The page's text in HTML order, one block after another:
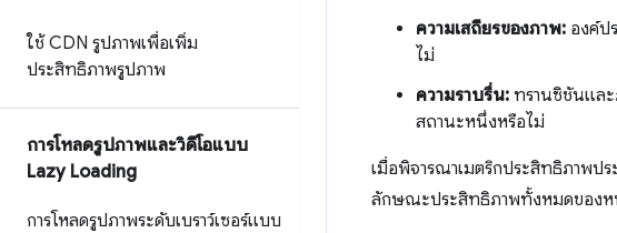
ใช้ CDN รูปภาพเพื่อเพิ่ม
ประสิทธิภาพรูปภาพ
การโหลดรูปภาพและวิดีโอแบบ
Lazy Loading
การโหลดรูปภาพระดับเบราว์เซอร์แบบ
ความเสถียรของภาพ: องค์ป
ไม่
ความราบรื่น: ทรานซิชันแล
สถานะหนึ่งหรือไม่
เมื่อพิจารณาเมตริกประสิทธิภาพป
ลักษณะประสิทธิภาพทั้งหมดของห